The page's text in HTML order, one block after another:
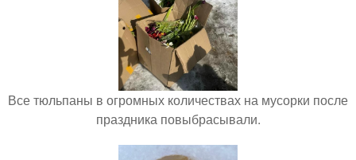
Все тюльпаны в огромных количествах на мусорки после
праздника повыбрасывали.